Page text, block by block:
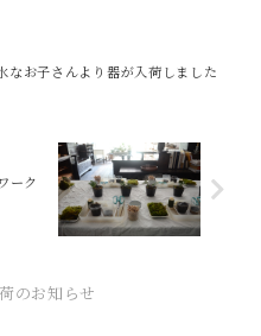
なお子さんより器が入荷しました
ーク
のお知らせ